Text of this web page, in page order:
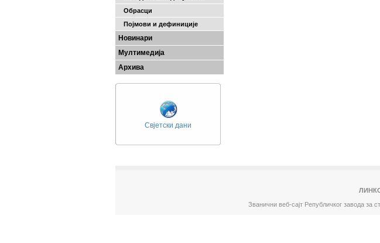
Обрасци
Појмови и дефиниције
Новинари
Мултимедија
Архива
Свјетски дани
Званични веб-сајт Републичког завода за